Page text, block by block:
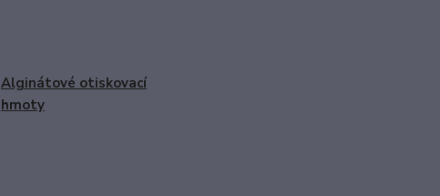
Alginátové otiskovací
hmoty